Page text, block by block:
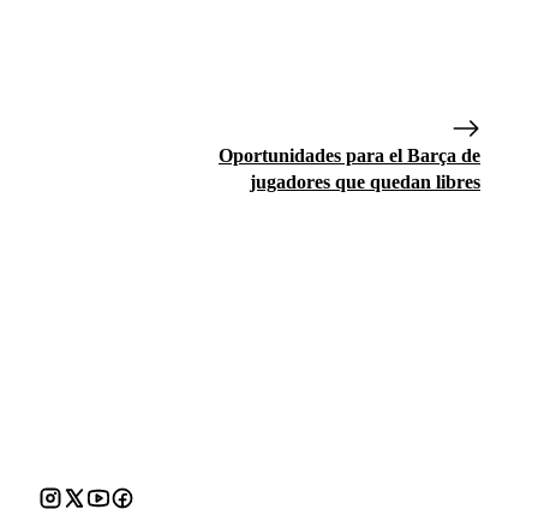
Oportunidades para el Barça de
jugadores que quedan libres